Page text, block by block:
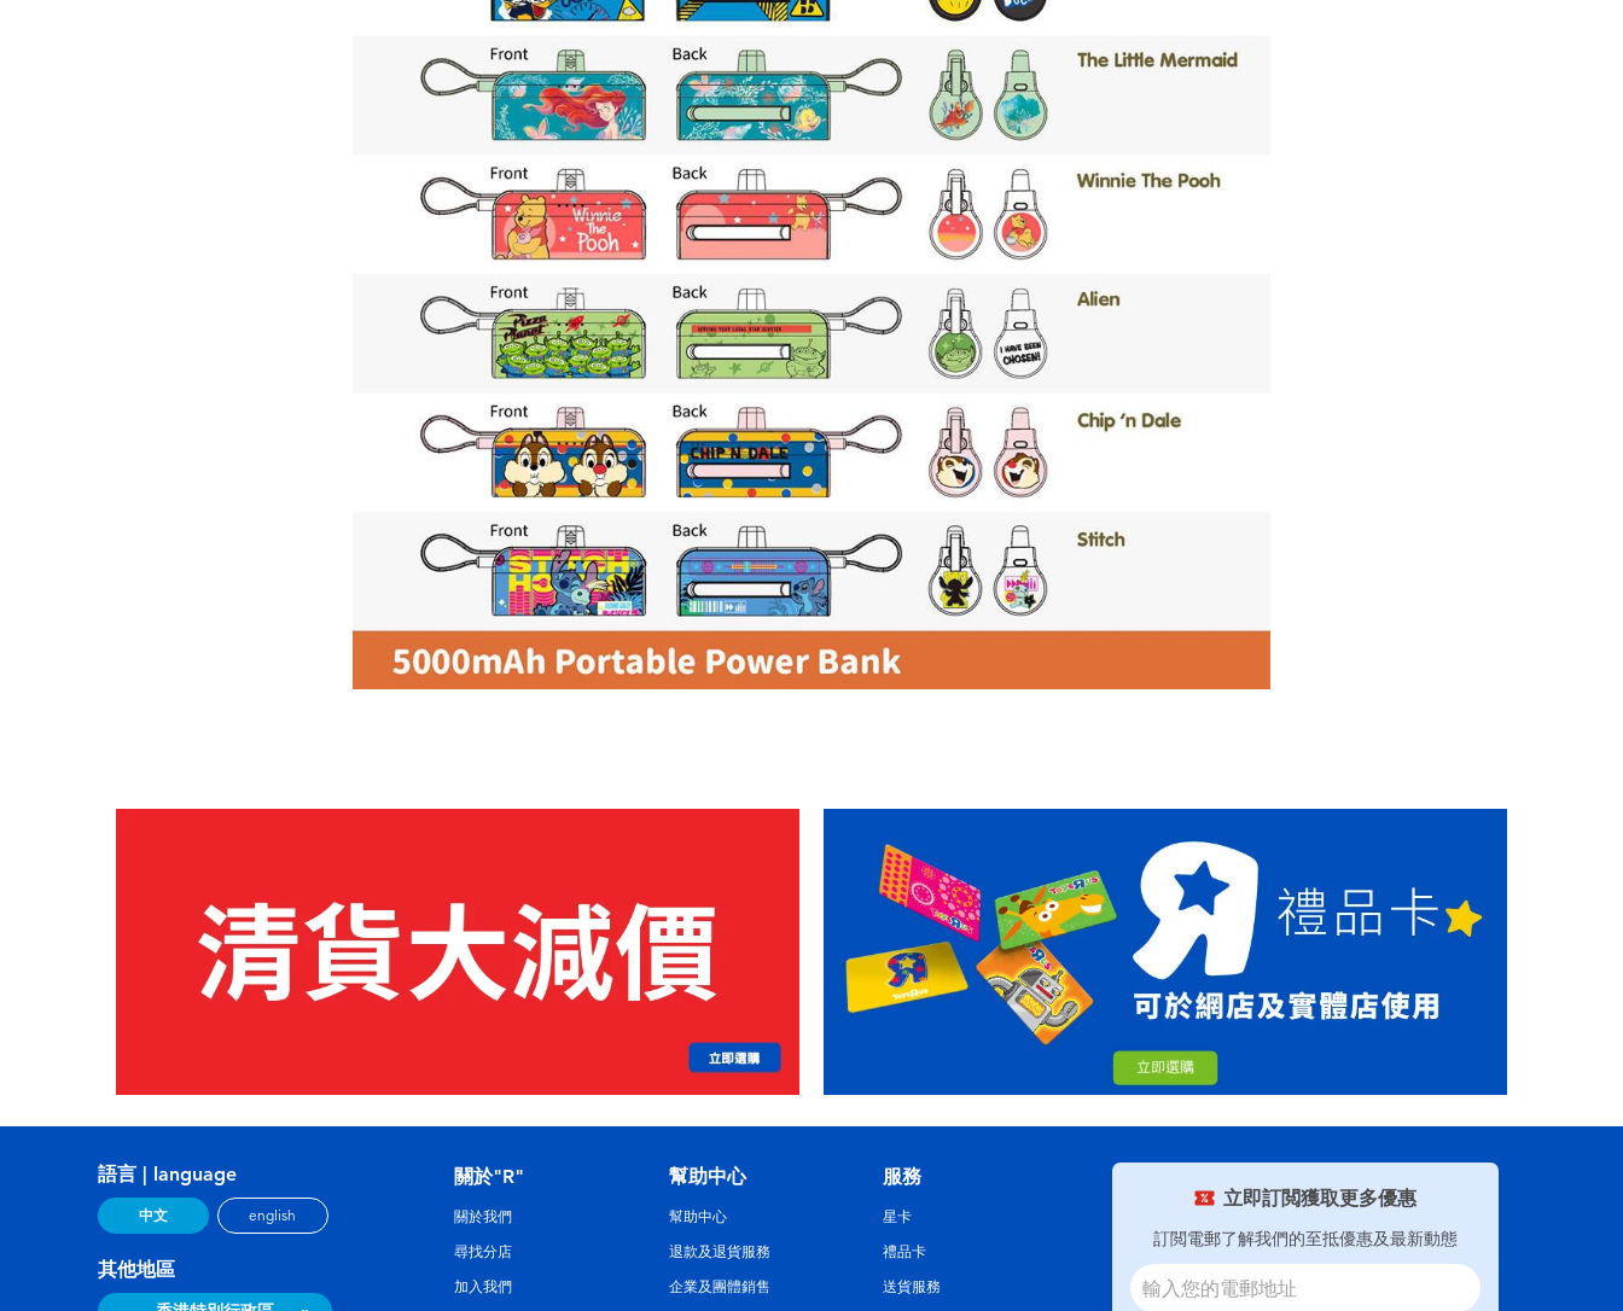
立即訂閲獲取更多優惠
訂閲電郵了解我們的至抵優惠及最新動態
語言 | language
中文 english
其他地區
關於"R"
關於我們
尋找分店
加入我們
幫助中心
幫助中心
退款及退貨服務
企業及團體銷售
服務
星卡
禮品卡
送貨服務